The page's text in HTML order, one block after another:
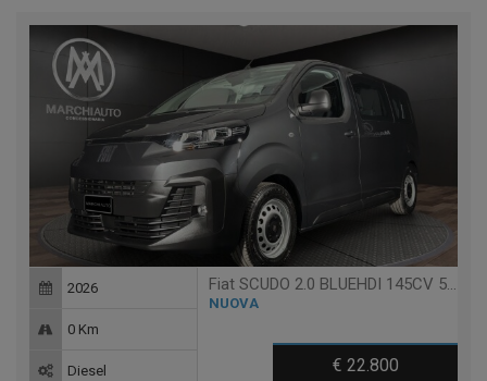
Fiat SCUDO 2.0 BLUEHDI 145CV 5 POSTI PL-TN FURGONE COMBI
NUOVA
€ 22.800
2026
0 Km
Diesel